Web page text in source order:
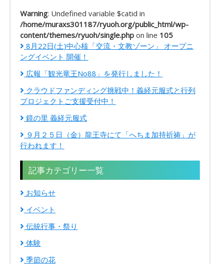
Warning: Undefined variable $catid in
/home/muraxs301187/ryuoh.org/public_html/wp-
content/themes/ryuoh/single.php on line 105
8月22日(土)中心核「交流・文教ゾーン」 オープニ
ングイベント 開催！
広報「観光竜王No88」を発行しました！
クラウドファンディング挑戦中！義経元服式と行列
プロジェクトご支援受付中！
鏡の里 義経元服式
９月２５日（金）龍王寺にて「へちま加持祈祷」が
行われます！
記事カテゴリー一覧
お知らせ
イベント
伝統行事・祭り
体験
季節の花